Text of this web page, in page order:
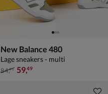
New Balance 480
Lage sneakers - multi
van € 84,99 voor € 59,49
84,99 59,49